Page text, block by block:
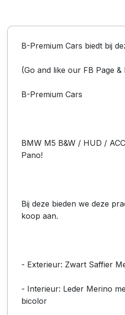
B-Premium Cars biedt bij
(Go and like our FB Page &
B-Premium Cars
BMW M5 B&W / HUD /
Pano!
Bij deze bieden we deze
koop aan.
- Exterieur: Zwart Saffier
- Interieur: Leder Merino
bicolor